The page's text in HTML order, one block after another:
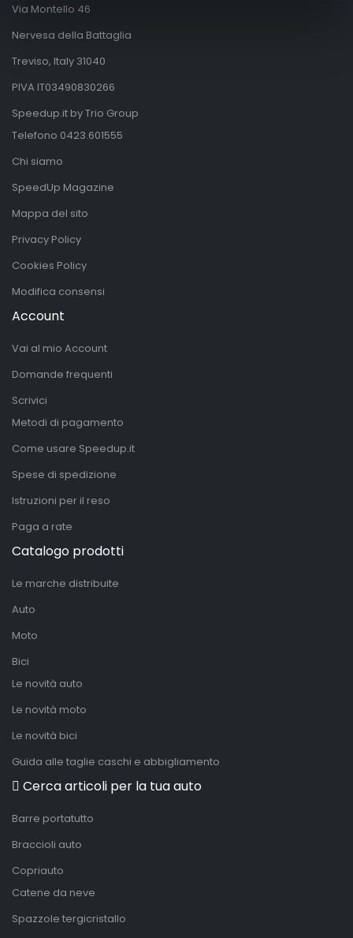
Via Montello 46
Nervesa della Battaglia
Treviso, Italy 31040
PIVA IT03490830266
Speedup.it by Trio Group
Telefono 0423.601555
Chi siamo
SpeedUp Magazine
Mappa del sito
Privacy Policy
Cookies Policy
Modifica consensi
Account
Vai al mio Account
Domande frequenti
Scrivici
Metodi di pagamento
Come usare Speedup.it
Spese di spedizione
Istruzioni per il reso
Paga a rate
Catalogo prodotti
Le marche distribuite
Auto
Moto
Bici
Le novità auto
Le novità moto
Le novità bici
Guida alle taglie caschi e abbigliamento
Cerca articoli per la tua auto
Barre portatutto
Braccioli auto
Copriauto
Catene da neve
Spazzole tergicristallo